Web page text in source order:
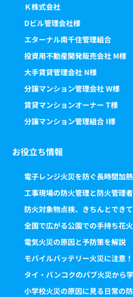
Ｋ株式会社
Dビル管理会社様
エターナル南千住管理組合
投資用不動産開発販売会社 M様
大手賃貸管理会社 N様
分譲マンション管理会社 W様
賃貸マンションオーナー T様
分譲マンション管理組合 I様
お役立ち情報
電子レンジ火災を防ぐ長時間加
工事現場の防火管理と防火管理
防火対象物点検、きちんとでき
全国で広がる公園での手持ち花
電気火災の原因と予防策を解説
モバイルバッテリー火災に注意
タイ・バンコクのパブ火災から
小学校火災の原因に見る日常の